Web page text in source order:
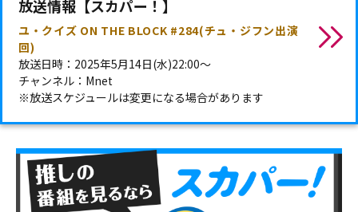
放送情報【スカパー！】
ユ・クイズ ON THE BLOCK #284(チュ・ジフン出演
回)
放送日時：2025年5月14日(水)22:00～
チャンネル：Mnet
※放送スケジュールは変更になる場合があります